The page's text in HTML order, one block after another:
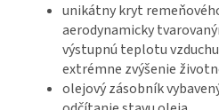
unikátny kryt
aerodynamicky
výstupnú teplotu vzduchu
extrémne zvýšenie
olejový zásobník